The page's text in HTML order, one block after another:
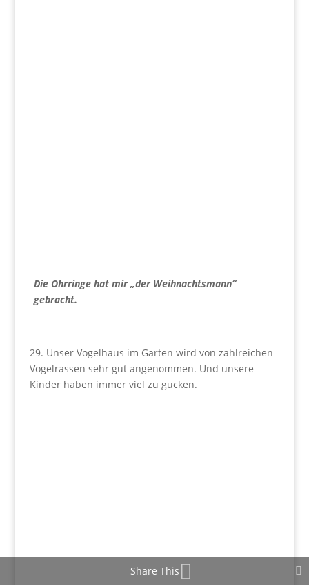
Die Ohrringe hat mir „der Weihnachtsmann“
gebracht.
29. Unser Vogelhaus im Garten wird von zahlreichen
Vogelrassen sehr gut angenommen. Und unsere
Kinder haben immer viel zu gucken.
Share This